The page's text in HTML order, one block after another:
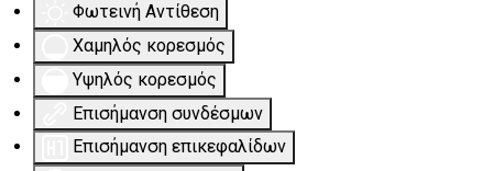
Φωτεινή Αντίθεση
Χαμηλός κορεσμός
Υψηλός κορεσμός
Επισήμανση συνδέσμων
Επισήμανση επικεφαλίδων